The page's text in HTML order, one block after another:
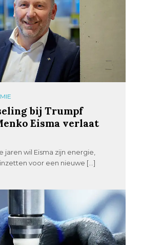
bij Trumpf
Eisma verlaat
jaren wil Eisma zijn energie,
voor een nieuwe […]